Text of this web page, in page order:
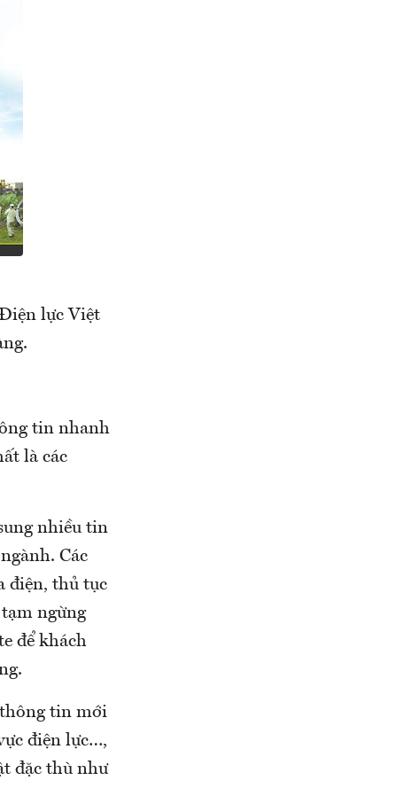
lực Việt
tin nhanh
là các
nhiều tin
Các
điện, thủ tục
ngừng
để khách
tin mới
điện lực…,
đặc thù như